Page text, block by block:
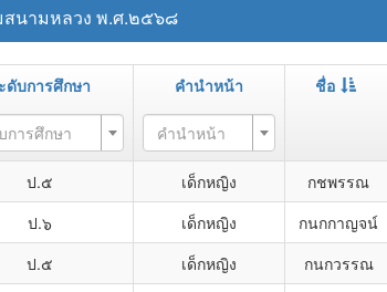
สนามหลวง พ.ศ.๒๕๖๘
ดับการศึกษา คำนำหน้า ชื่อ
การศึกษา คำนำหน้า
ป.๕ เด็กหญิง กชพรรณ
ป.๖ เด็กหญิง กนกกาญจน์
ป.๕ เด็กหญิง กนกวรรณ